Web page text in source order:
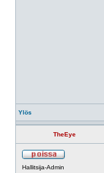
Ylös
TheEye
Hallitsija-Admin